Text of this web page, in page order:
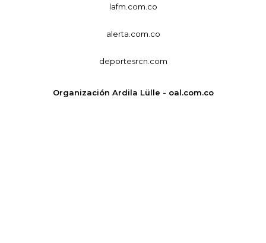
lafm.com.co
alerta.com.co
deportesrcn.com
Organización Ardila Lülle - oal.com.co